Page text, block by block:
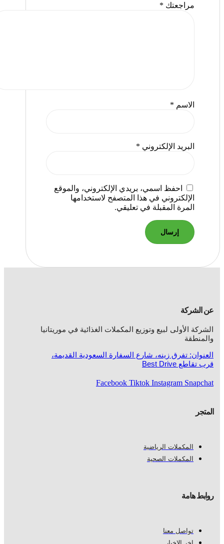
مراجعتك *
الاسم *
البريد الإلكتروني *
احفظ اسمي، بريدي الإلكتروني، والموقع
الإلكتروني في هذا المتصفح لاستخدامها
المرة المقبلة في تعليقي.
عن الشركة
الشركة الأولى لبيع وتوزيع المكملات الغذائية في موريتانيا
والمنطقة
العنوان: تفرق زينه، شارع السفارة السعودية القديمة،
قرب تقاطع Best Drive
Facebook Tiktok Instagram Snapchat
المتجر
المكملات الرياضية
المكملات الصحية
روابط هامة
تواصل معنا